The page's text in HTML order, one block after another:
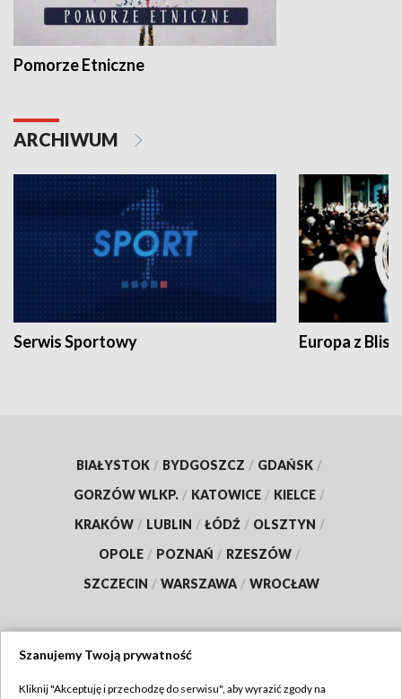
Pomorze Etniczne
ARCHIWUM
Serwis Sportowy Europa z
BIAŁYSTOK / BYDGOSZCZ / GDAŃSK /
GORZÓW WLKP. / KATOWICE / KIELCE /
KRAKÓW / LUBLIN / ŁÓDŹ / OLSZTYN /
OPOLE / POZNAŃ / RZESZÓW /
SZCZECIN / WARSZAWA / WROCŁAW
Szanujemy Twoją prywatność
Kliknij "Akceptuję i przechodzę do serwisu", aby wyrazić zgody na